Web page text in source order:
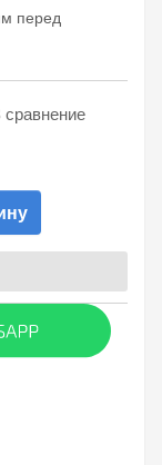
перед
сравнение